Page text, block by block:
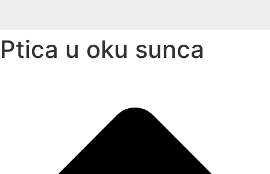
Ptica u oku sunca